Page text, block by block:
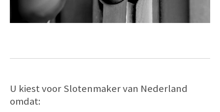
U kiest voor Slotenmaker van Nederland
omdat: